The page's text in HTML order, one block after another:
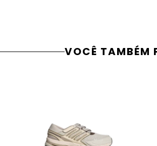
VOCÊ TAMBÉM